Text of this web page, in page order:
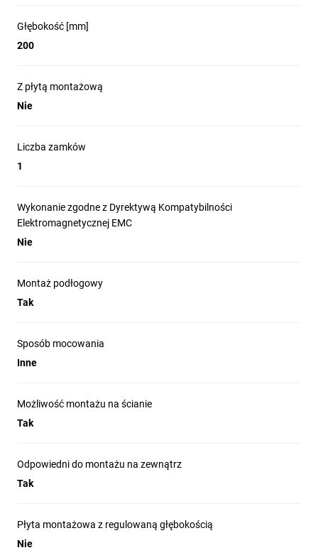
Głębokość [mm]
200
Z płytą montażową
Nie
Liczba zamków
1
Wykonanie zgodne z Dyrektywą Kompatybilności
Elektromagnetycznej EMC
Nie
Montaż podłogowy
Tak
Sposób mocowania
Inne
Możliwość montażu na ścianie
Tak
Odpowiedni do montażu na zewnątrz
Tak
Płyta montażowa z regulowaną głębokością
Nie